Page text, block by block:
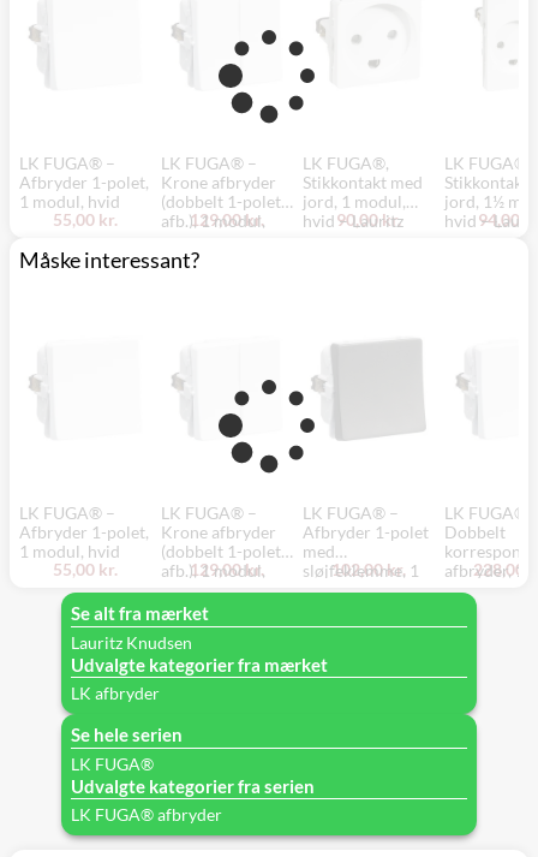
LK FUGA® –
Afbryder 1-polet,
1 modul, hvid
55,00 kr.
LK FUGA® –
Krone afbryder
(dobbelt 1-polet
afb.), 1 modul,
129,00 kr.
LK FUGA®,
Stikkontakt med
jord, 1 modul,
hvid – Lauritz
90,00 kr.
LK FUGA®,
Stikkontakt
jord, 1½
hvid –94,00
Måske interessant?
LK FUGA® –
Afbryder 1-polet,
1 modul, hvid
55,00 kr.
LK FUGA® –
Krone afbryder
(dobbelt 1-polet
afb.), 1 modul,
hvid
129,00 kr.
LK FUGA® –
Afbryder 1-polet
med
sløjfeklemme, 1
modul, koksgrå
102,00 kr.
LK FUGA®
Dobbelt
afbryder, 1
modul, hvid
228,00
Se alt fra mærket
Lauritz Knudsen
Udvalgte kategorier fra mærket
LK afbryder
Se hele serien
LK FUGA®
Udvalgte kategorier fra serien
LK FUGA® afbryder